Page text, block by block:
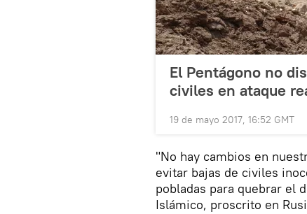
El Pentágono no
civiles en ataque
19 de mayo 2017, 16:52 GMT
"No hay cambios en
evitar bajas de civiles
pobladas para quebrar el
Islámico, proscrito en